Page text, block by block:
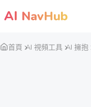
AI NavHub
首頁 AI 視頻工具 AI 擁抱